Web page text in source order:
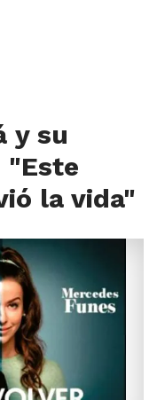
y su
"Este
la vida"